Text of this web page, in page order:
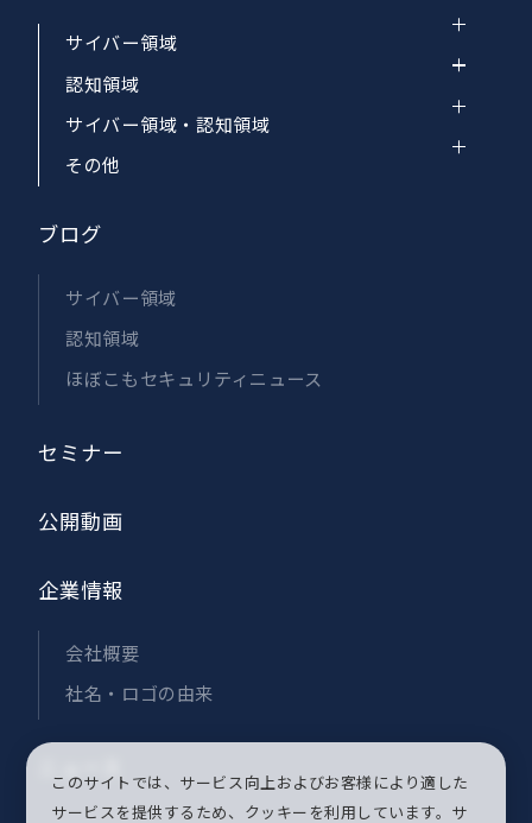
サイバー領域
認知領域
サイバー領域・認知領域
その他
ブログ
サイバー領域
認知領域
ほぼこもセキュリティニュース
セミナー
公開動画
企業情報
会社概要
社名・ロゴの由来
このサイトでは、サービス向上およびお客様により適した
サービスを提供するため、クッキーを利用しています。サ